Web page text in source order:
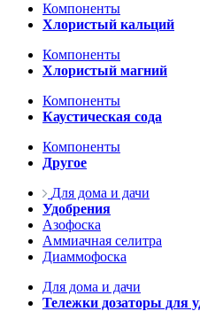
Компоненты
Хлористый кальций
Компоненты
Хлористый магний
Компоненты
Каустическая сода
Компоненты
Другое
Для дома и дачи
Удобрения
Азофоска
Аммиачная селитра
Диаммофоска
Для дома и дачи
Тележки дозаторы для